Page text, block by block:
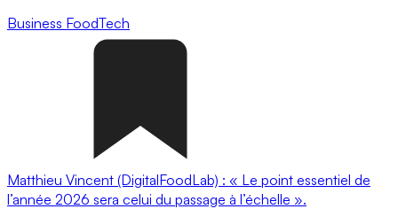
Business FoodTech
Matthieu Vincent (DigitalFoodLab) : « Le point essentiel de
l’année 2026 sera celui du passage à l’échelle ».